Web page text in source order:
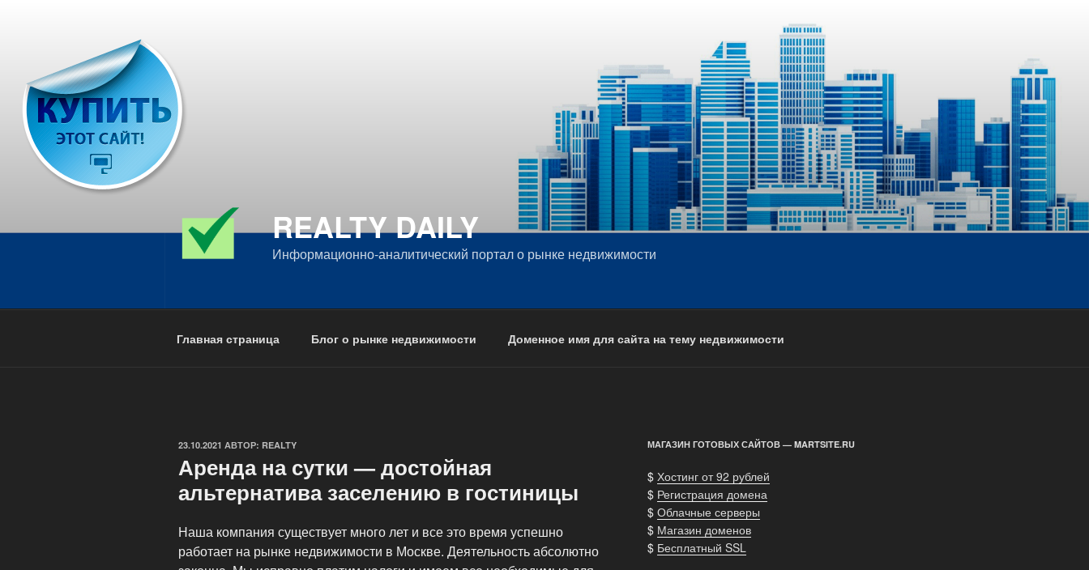
REALTY DAILY
Информационно-аналитический портал о рынке недвижимости
Главная страница Блог о рынке недвижимости Доменное имя для сайта на тему недвижимости
ОПУБЛИКОВАНО
23.10.2021 АВТОР: REALTY
Аренда на сутки — достойная
альтернатива заселению в гостиницы
Наша компания существует много лет и все это время успешно
работает на рынке недвижимости в Москве. Деятельность абсолютно
МАГАЗИН ГОТОВЫХ САЙТОВ — MARTSITE.RU
$ Хостинг от 92 рублей
$ Регистрация домена
$ Облачные серверы
$ Магазин доменов
$ Бесплатный SSL